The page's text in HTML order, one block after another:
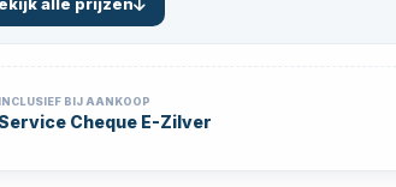
alle prijzen
INCLUSIEF BIJ AANKOOP
Cheque E-Zilver